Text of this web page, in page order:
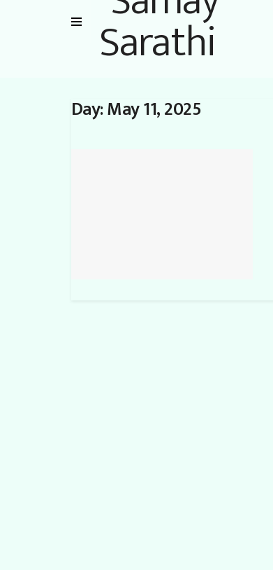
Day:May 11, 2025